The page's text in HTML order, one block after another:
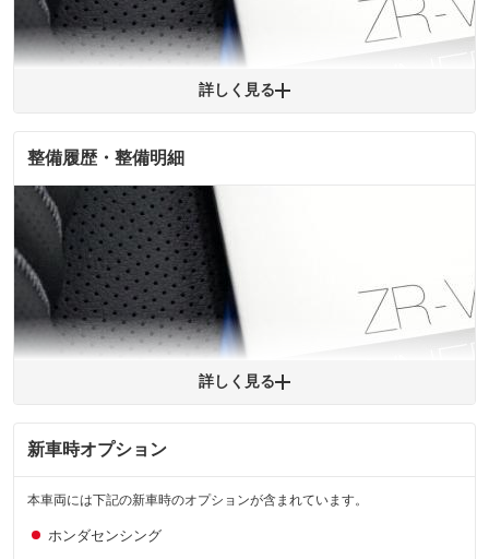
なる場合がございます。
※グー故障診断書はあくまでも実施時点での診断結果となります。将来に
わたり車両状態を担保するものではありませんので、車両情報等の詳細は
各販売店へお問い合わせ下さい。
※購入時は必ず現車をご確認下さい。
※整備記録簿はあくまでも記載している整備日の結果となります。車両情報等の
詳細は各販売店へお問い合わせ下さい。
詳しく見る
整備履歴・整備明細
詳しく見る
新車時オプション
本車両には下記の新車時のオプションが含まれています。
ホンダセンシング